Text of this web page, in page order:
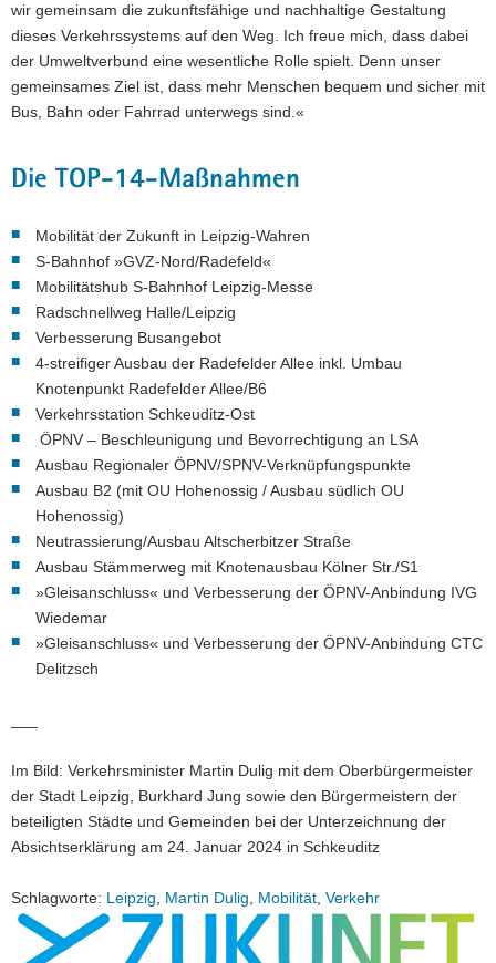
wir gemeinsam die zukunftsfähige und nachhaltige Gestaltung
dieses Verkehrssystems auf den Weg. Ich freue mich, dass dabei
der Umweltverbund eine wesentliche Rolle spielt. Denn unser
gemeinsames Ziel ist, dass mehr Menschen bequem und sicher mit
Bus, Bahn oder Fahrrad unterwegs sind.«
Die TOP-14-Maßnahmen
Mobilität der Zukunft in Leipzig-Wahren
S-Bahnhof »GVZ-Nord/Radefeld«
Mobilitätshub S-Bahnhof Leipzig-Messe
Radschnellweg Halle/Leipzig
Verbesserung Busangebot
4-streifiger Ausbau der Radefelder Allee inkl. Umbau
Knotenpunkt Radefelder Allee/B6
Verkehrsstation Schkeuditz-Ost
ÖPNV – Beschleunigung und Bevorrechtigung an LSA
Ausbau Regionaler ÖPNV/SPNV-Verknüpfungspunkte
Ausbau B2 (mit OU Hohenossig / Ausbau südlich OU
Hohenossig)
Neutrassierung/Ausbau Altscherbitzer Straße
Ausbau Stämmerweg mit Knotenausbau Kölner Str./S1
»Gleisanschluss« und Verbesserung der ÖPNV-Anbindung IVG
Wiedemar
»Gleisanschluss« und Verbesserung der ÖPNV-Anbindung CTC
Delitzsch
Im Bild: Verkehrsminister Martin Dulig mit dem Oberbürgermeister
der Stadt Leipzig, Burkhard Jung sowie den Bürgermeistern der
beteiligten Städte und Gemeinden bei der Unterzeichnung der
Absichtserklärung am 24. Januar 2024 in Schkeuditz
Schlagworte: Leipzig Martin Dulig Mobilität Verkehr